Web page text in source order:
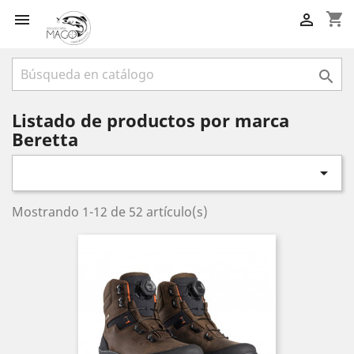
 shopping_cart


Listado de productos por marca
Beretta

Mostrando 1-12 de 52 artículo(s)